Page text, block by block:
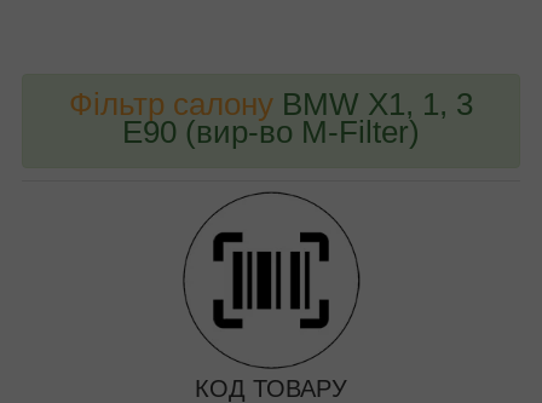
Фільтр салону BMW X1, 1, 3
E90 (вир-во M-Filter)
КОД ТОВАРУ